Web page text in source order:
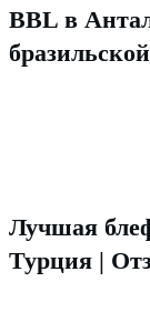
BBL в
Лучшая
Турция |